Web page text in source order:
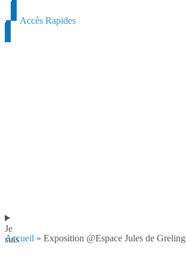
Accès Rapides
Je
suis
Accueil » Exposition @Espace Jules de Greling